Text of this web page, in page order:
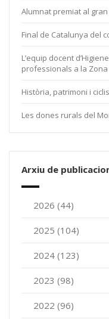
Alumnat premiat al
Final de Catalunya del
L’equip docent
professionals a la Zona
Història, patrimoni i
Les dones rurals del
Arxiu de
2026 (44)
2025 (104)
2024 (123)
2023 (98)
2022 (96)